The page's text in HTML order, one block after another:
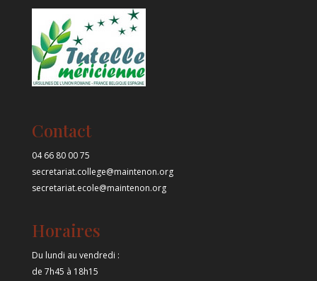
Contact
04 66 80 00 75
secretariat.college@maintenon.org
secretariat.ecole@maintenon.org
Horaires
Du lundi au vendredi :
de 7h45 à 18h15